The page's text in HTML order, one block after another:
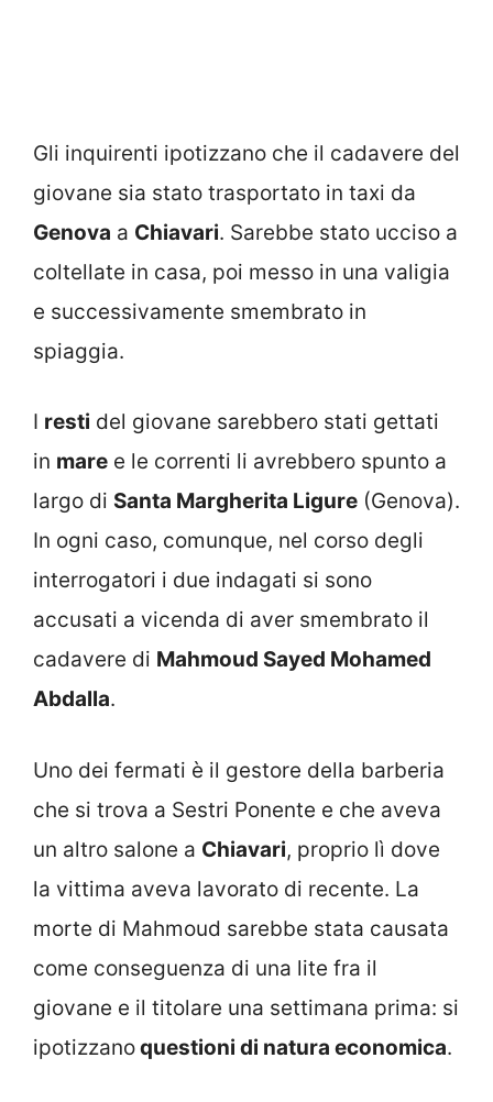
Gli inquirenti ipotizzano che il cadavere del
giovane sia stato trasportato in taxi da
Genova a Chiavari. Sarebbe stato ucciso a
coltellate in casa, poi messo in una valigia
e successivamente smembrato in
spiaggia.
I resti del giovane sarebbero stati gettati
in mare e le correnti li avrebbero spunto a
largo di Santa Margherita Ligure (Genova).
In ogni caso, comunque, nel corso degli
interrogatori i due indagati si sono
accusati a vicenda di aver smembrato il
cadavere di Mahmoud Sayed Mohamed
Abdalla.
Uno dei fermati è il gestore della barberia
che si trova a Sestri Ponente e che aveva
un altro salone a Chiavari, proprio lì dove
la vittima aveva lavorato di recente. La
morte di Mahmoud sarebbe stata causata
come conseguenza di una lite fra il
giovane e il titolare una settimana prima: si
ipotizzanoquestioni di natura economica.